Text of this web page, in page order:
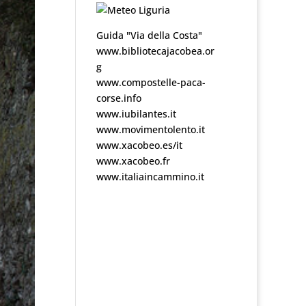
Guida "Via della Costa"
www.bibliotecajacobea.or
g
www.compostelle-paca-
corse.info
www.iubilantes.it
www.movimentolento.it
www.xacobeo.es/it
www.xacobeo.fr
www.italiaincammino.it